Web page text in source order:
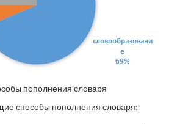
пополнения словаря
способы пополнения словаря: